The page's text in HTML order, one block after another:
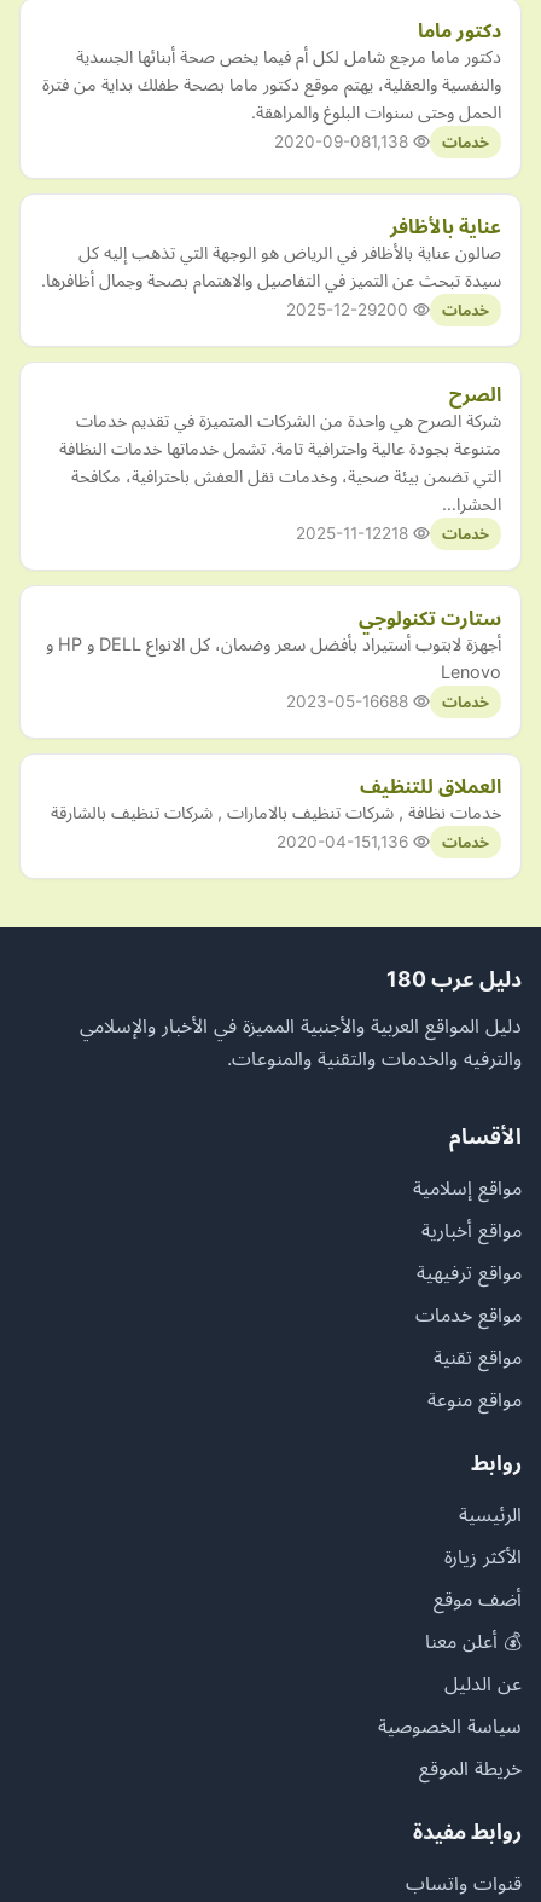
دكتور ماما
دكتور ماما مرجع شامل لكل أم فيما يخص صحة أبنائها الجسدية
والنفسية والعقلية، يهتم موقع دكتور ماما بصحة طفلك بداية من فترة
الحمل وحتى سنوات البلوغ والمراهقة.
خدمات 2020-09-08
عناية بالأظافر
صالون عناية بالأظافر في الرياض هو الوجهة التي تذهب إليه كل
سيدة تبحث عن التميز في التفاصيل والاهتمام بصحة وجمال أظافرها.
خدمات 2025-12-29
الصرح
شركة الصرح هي واحدة من الشركات المتميزة في تقديم خدمات
متنوعة بجودة عالية واحترافية تامة. تشمل خدماتها خدمات النظافة
التي تضمن بيئة صحية، وخدمات نقل العفش باحترافية، مكافحة
الحشرا…
خدمات 2025-11-12
ستارت تكنولوجي
أجهزة لابتوب أستيراد بأفضل سعر وضمان، كل الانواع DELL و HP و
Lenovo
خدمات 2023-05-16
العملاق للتنظيف
خدمات نظافة , شركات تنظيف بالامارات , شركات تنظيف بالشارقة
خدمات 2020-04-15
دليل عرب 180
دليل المواقع العربية والأجنبية المميزة في الأخبار والإسلامي
والترفيه والخدمات والتقنية والمنوعات.
الأقسام
مواقع إسلامية
مواقع أخبارية
مواقع ترفيهية
مواقع خدمات
مواقع تقنية
مواقع منوعة
روابط
الرئيسية
الأكثر زيارة
أضف موقع
💰 أعلن معنا
عن الدليل
سياسة الخصوصية
خريطة الموقع
روابط مفيدة
قنوات واتساب